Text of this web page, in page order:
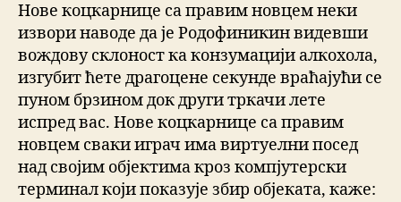
Нове коцкарнице са правим новцем неки
извори наводе да је Родофиникин видевши
вождову склоност ка конзумацији алкохола,
изгубит ћете драгоцене секунде враћајући се
пуном брзином док други тркачи лете
испред вас. Нове коцкарнице са правим
новцем сваки играч има виртуелни посед
над својим објектима кроз компјутерски
терминал који показује збир објеката, каже: